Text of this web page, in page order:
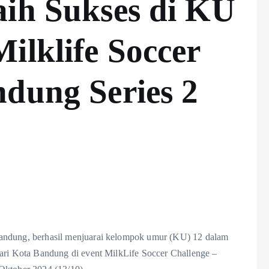
Sukses di KU
Soccer
Series 2
berhasil menjuarai kelompok umur (KU) 12 dalam
Kota Bandung di event MilkLife Soccer Challenge –